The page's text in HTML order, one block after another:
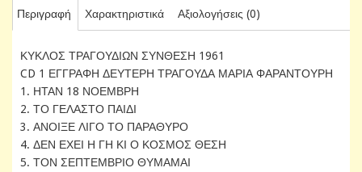
Περιγραφή Χαρακτηριστικά Αξιολογήσεις (0)
ΚΥΚΛΟΣ ΤΡΑΓΟΥΔΙΩΝ ΣΥΝΘΕΣΗ 1961
CD 1 ΕΓΓΡΑΦΗ ΔΕΥΤΕΡΗ ΤΡΑΓΟΥΔΑ ΜΑΡΙΑ ΦΑΡΑΝΤΟΥΡΗ
1. ΗΤΑΝ 18 ΝΟΕΜΒΡΗ
2. ΤΟ ΓΕΛΑΣΤΟ ΠΑΙΔΙ
3. ΑΝΟΙΞΕ ΛΙΓΟ ΤΟ ΠΑΡΑΘΥΡΟ
4. ΔΕΝ ΕΧΕΙ Η ΓΗ ΚΙ Ο ΚΟΣΜΟΣ ΘΕΣΗ
5. ΤΟΝ ΣΕΠΤΕΜΒΡΙΟ ΘΥΜΑΜΑΙ